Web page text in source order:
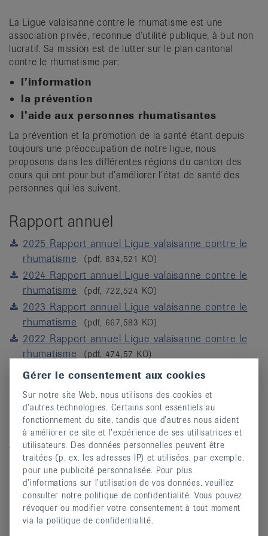
La Ligue valaisanne contre le rhumatisme est une
association privée, reconnue d’utilité publique, à but non
lucratif. Sa mission est de lutter sur le plan cantonal
contre le rhumatisme par:
l’information
la prévention
l’aide aux personnes rhumatisantes
La prévention et la promotion de la santé étant depuis
toujours une préoccupation de notre ligue, nous
proposons dans les différentes régions du canton des
cours qui ont pour but d’améliorer l’état de santé des
personnes qui les suivent.
Rapport annuel
2025 Rapport annuel Ligue valaisanne contre le
rhumatisme
(pdf, 834,521 KO)
2024 Rapport annuel Ligue valaisanne contre le
rhumatisme
(pdf, 722,524 KO)
2023 Rapport annuel Ligue valaisanne contre le
rhumatisme
(pdf, 667,583 KO)
2022 Rapport annuel Ligue valaisanne contre le
rhumatisme
(pdf, 474,57 KO)
2021 Rapport annuel Ligue valaisanne contre le
2020 Rapport annuel Ligue valaisanne contre le
rhumatisme
(pdf, 783,723 KO)
Statuts
Statuts Ligue valaisanne contre le rhumatisme
(pdf, 149,296 KO)
Procès verbal
Gérer le consentement aux cookies
Sur notre site Web, nous utilisons des cookies et
d’autres technologies. Certains sont essentiels au
fonctionnement du site, tandis que d’autres nous aident
à améliorer ce site et l’expérience de ses utilisatrices et
utilisateurs. Des données personnelles peuvent être
traitées (p. ex. les adresses IP) et utilisées, par exemple,
pour une publicité personnalisée. Pour plus
d’informations sur l’utilisation de vos données, veuillez
consulter notre politique de confidentialité. Vous pouvez
révoquer ou modifier votre consentement à tout moment
via la politique de confidentialité.